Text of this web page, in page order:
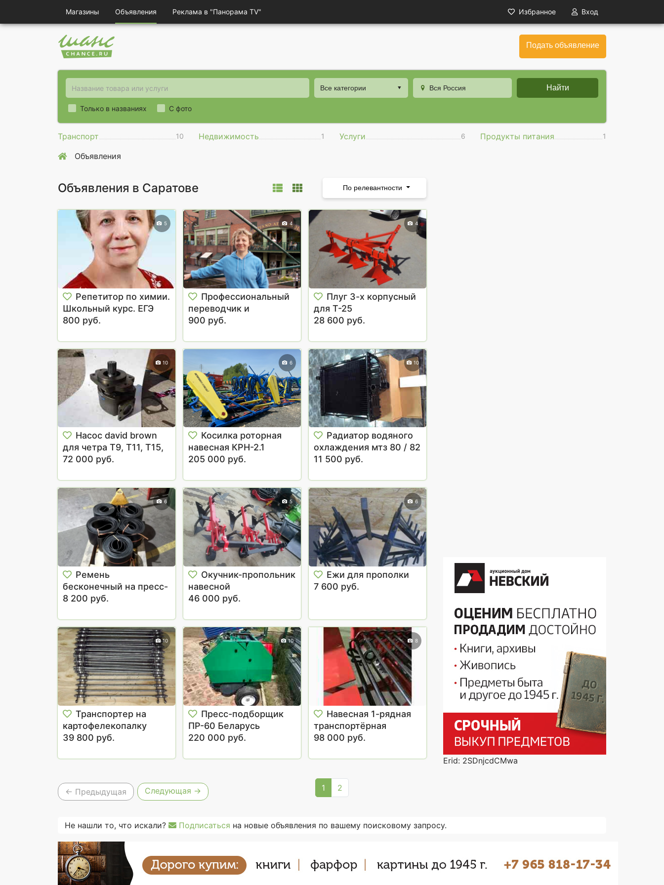
Магазины Объявления Реклама в "Панорама TV" Избранное Вход
Подать объявление
Все категории Вся Россия Найти
Только в названиях С фото
Транспорт 10 Недвижимость 1 Услуги 6 Продукты питания 1
Объявления
Объявления в Саратове По релевантности
5
Репетитор по химии.
Школьный курс. ЕГЭ
800 руб.
4
Профессиональный
переводчик и
репетитор
900 руб.
4
Плуг 3-х корпусный
для Т-25
28 600 руб.
10
Насос david brown
для четра T9, T11, Т15,
Т25
72 000 руб.
6
Косилка роторная
навесная КРН-2.1
205 000 руб.
10
Радиатор водяного
охлаждения мтз 80 / 82
11 500 руб.
6
Ремень
бесконечный на пресс-
подборщик ПРП-1.6
8 200 руб.
5
Окучник-пропольник
навесной
46 000 руб.
6
Ежи для прополки
7 600 руб.
10
Транспортер на
картофелекопалку
39 800 руб.
10
Пресс-подборщик
ПР-60 Беларусь
220 000 руб.
8
Навесная 1-рядная
транспортёрная
картофелекопалка
98 000 руб.
Erid: 2SDnjcdCMwa
← Предыдущая Следующая → 1 2
Не нашли то, что искали? Подписаться на новые объявления по вашему поисковому запросу.